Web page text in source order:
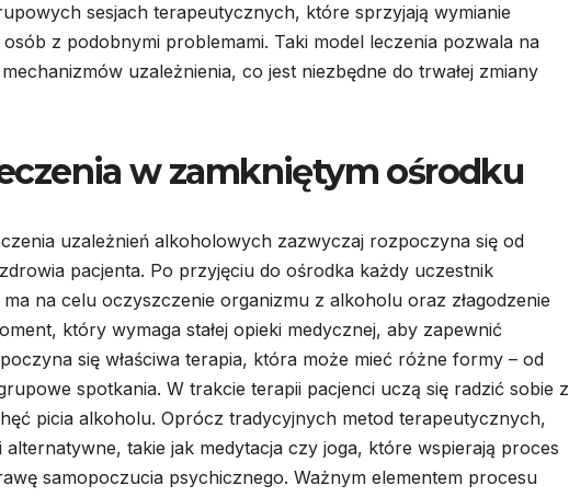
sesjach terapeutycznych, które sprzyjają wymianie
z podobnymi problemami. Taki model leczenia pozwala na
uzależnienia, co jest niezbędne do trwałej zmiany
w zamkniętym ośrodku
uzależnień alkoholowych zazwyczaj rozpoczyna się od
pacjenta. Po przyjęciu do ośrodka każdy uczestnik
na celu oczyszczenie organizmu z alkoholu oraz złagodzenie
który wymaga stałej opieki medycznej, aby zapewnić
się właściwa terapia, która może mieć różne formy – od
spotkania. W trakcie terapii pacjenci uczą się radzić sobie z
picia alkoholu. Oprócz tradycyjnych metod terapeutycznych,
takie jak medytacja czy joga, które wspierają proces
samopoczucia psychicznego. Ważnym elementem procesu